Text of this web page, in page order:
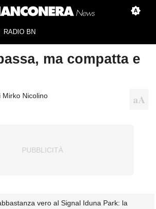
RADIO BN
ma compatta e
Mirko Nicolino
vero al Signal Iduna Park: la